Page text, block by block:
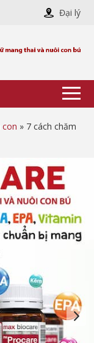
Đại lý
con » 7 cách chăm